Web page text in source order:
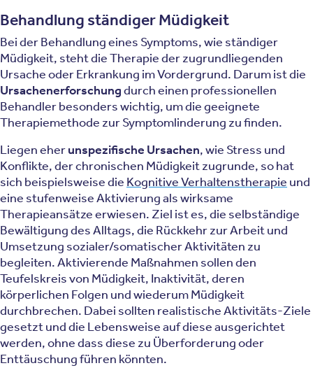
Behandlung ständiger Müdigkeit
Bei der Behandlung eines Symptoms, wie ständiger
Müdigkeit, steht die Therapie der zugrundliegenden
Ursache oder Erkrankung im Vordergrund. Darum ist die
Ursachenerforschungdurch einen professionellen
Behandler besonders wichtig, um die geeignete
Therapiemethode zur Symptomlinderung zu finden.
Liegen eherunspezifische Ursachen, wie Stress und
Konflikte, der chronischen Müdigkeit zugrunde, so hat
sich beispielsweise die Kognitive Verhaltenstherapie und
eine stufenweise Aktivierung als wirksame
Therapieansätze erwiesen. Ziel ist es, die selbständige
Bewältigung des Alltags, die Rückkehr zur Arbeit und
Umsetzung sozialer/somatischer Aktivitäten zu
begleiten. Aktivierende Maßnahmen sollen den
Teufelskreis von Müdigkeit, Inaktivität, deren
körperlichen Folgen und wiederum Müdigkeit
durchbrechen. Dabei sollten realistische Aktivitäts-Ziele
gesetzt und die Lebensweise auf diese ausgerichtet
werden, ohne dass diese zu Überforderung oder
Enttäuschung führen könnten.